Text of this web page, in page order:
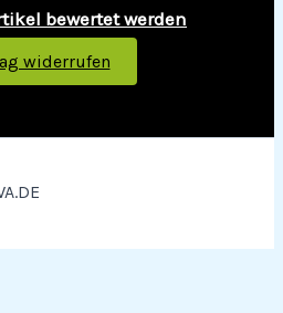
bewertet werden
widerrufen